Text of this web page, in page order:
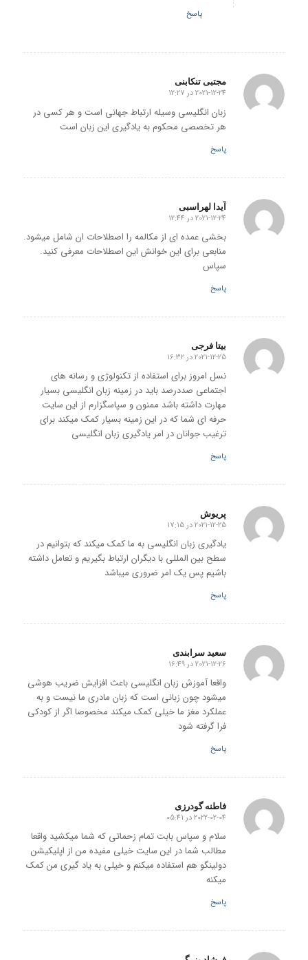
پاسخ
مجتبی تنکابنی
گفته:
2021-12-24 در 12:27
زبان انگلیسی وسیله ارتباط جهانی است و هر کسی در
هر تخصصی محکوم به یادگیری این زبان است
پاسخ
آیدا لهراسبی
گفته:
2021-12-24 در 12:44
بخشی عمده ای از مکالمه را اصطلاحات ان شامل میشود.
منابعی برای این خوانش این اصطلاحات معرفی کنید.
سپاس
پاسخ
بیتا فرجی
گفته:
2021-12-25 در 16:32
نسل امروز برای استفاده از تکنولوژی و رسانه های
اجتماعی صددرصد باید در زمینه زبان انگلیسی بسیار
مهارت داشته باشد ممنون و سپاسگزارم از این سایت
حرفه ای شما که در این زمینه بسیار کمک میکند برای
ترغیب جوانان در امر یادگیری زبان انگلیسی
پاسخ
پریوش
گفته:
2021-12-25 در 17:15
یادگیری زبان انگلیسی به ما کمک میکند که بتوانیم در
سطح بین المللی با دیگران ارتباط بگیریم و تعامل داشته
باشیم پس یک امر ضروری میباشد
پاسخ
سعید سرابندی
گفته:
2021-12-26 در 16:49
واقعا آموزش زبان انگلیسی باعث افزایش ضریب هوشی
میشود چون زبانی است که زبان مادری ما نیست و به
عملکرد مغز ما خیلی کمک میکند مخصوصا اگر از کودکی
فرا گرفته شود
پاسخ
فاطنه گودرزی
گفته:
2022-02-04 در 05:41
سلام و سپاس بابت تمام زحماتی که شما میکشید واقعا
مطالب شما در این سایت خیلی مفیده من از اپلیکیشن
دولینگو هم استفاده میکنم و خیلی به یاد گیری من کمک
میکنه
پاسخ